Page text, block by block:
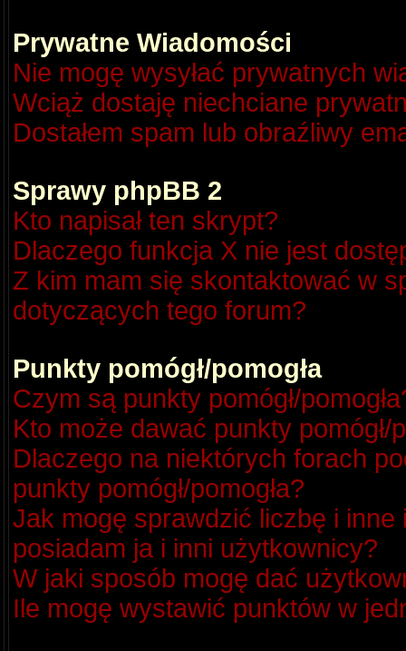
Prywatne Wiadomości
Nie mogę wysyłać prywatnych
Wciąż dostaję niechciane
Dostałem spam lub obraźliwy
Sprawy phpBB 2
Kto napisał ten skrypt?
Dlaczego funkcja X nie jest
Z kim mam się skontaktować w
dotyczących tego forum?
Punkty pomógł/pomogła
Czym są punkty pomógł/
Kto może dawać punkty pomógł/
Dlaczego na niektórych forach
punkty pomógł/pomogła?
Jak mogę sprawdzić liczbę i
posiadam ja i inni użytkownicy?
W jaki sposób mogę dać
Ile mogę wystawić punktów w